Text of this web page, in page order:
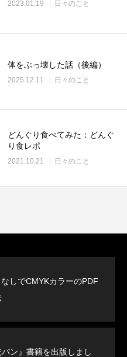
2023.01.19 日々のこと
体をぶっ壊した話（後編）
2025.12.11 日々のこと
どんぐり食べてみた：どんぐ
り食レポ
2021.10.21 日々のこと
しでCMYKカラーのPDF
パン』書籍を出版しまし